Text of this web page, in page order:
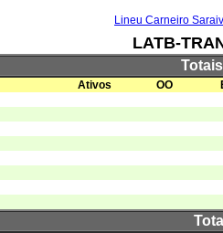
Lineu Carneiro
LATB-
Ativos OO